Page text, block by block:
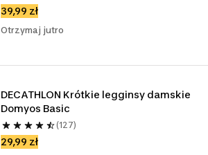
39,99 zł
Otrzymaj jutro
DECATHLON Krótkie legginsy damskie
Domyos Basic
(127)
29,99 zł